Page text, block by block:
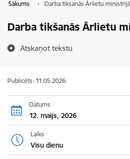
Sākums Darba tikšanās Ārlietu ministrijā
Darba tikšanās Ārlietu
Atskaņot tekstu
Publicēts: 11.05.2026.
Datums
12. maijs, 2026
Laiks
Visu dienu